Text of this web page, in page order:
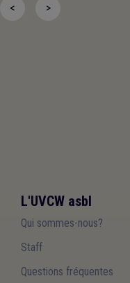
< >
L'UVCW asbl
Qui sommes-nous?
Staff
Questions fréquentes